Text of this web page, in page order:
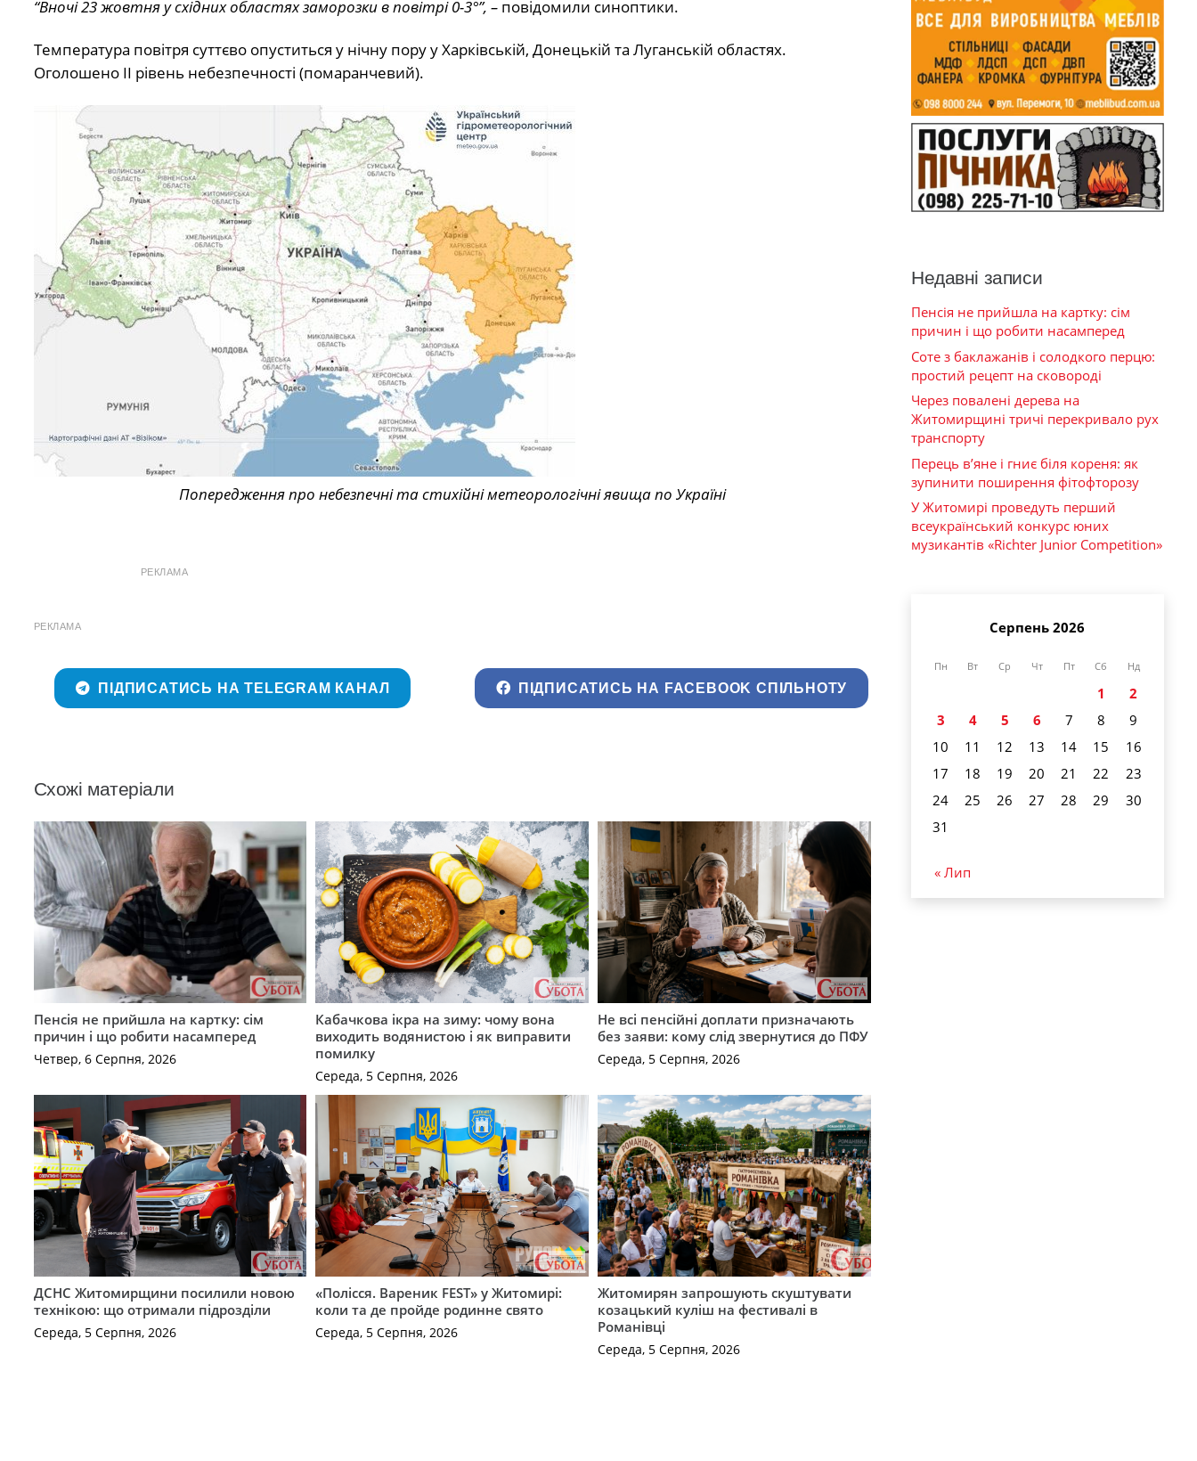
“Вночі 23 жовтня у східних областях заморозки в повітрі 0-3°”, –повідомили синоптики.
Температура повітря суттєво опуститься у нічну пору у Харківській, Донецькій та Луганській областях.
Оголошено ІІ рівень небезпечності (помаранчевий).
Попередження про небезпечні та стихійні метеорологічні явища по Україні
РЕКЛАМА
РЕКЛАМА
ПІДПИСАТИСЬ НА TELEGRAM КАНАЛ ПІДПИСАТИСЬ НА FACEBOOK СПІЛЬНОТУ
Схожі матеріали
Пенсія не прийшла на картку: сім
причин і що робити насамперед
Четвер, 6 Серпня, 2026
Кабачкова ікра на зиму: чому вона
виходить водянистою і як виправити
помилку
Середа, 5 Серпня, 2026
Не всі пенсійні доплати призначають
без заяви: кому слід звернутися до ПФУ
Середа, 5 Серпня, 2026
ДСНС Житомирщини посилили новою
технікою: що отримали підрозділи
Середа, 5 Серпня, 2026
«Полісся. Вареник FEST» у Житомирі:
коли та де пройде родинне свято
Середа, 5 Серпня, 2026
Житомирян запрошують скуштувати
козацький куліш на фестивалі в
Романівці
Середа, 5 Серпня, 2026
Недавні записи
Пенсія не прийшла на картку: сім
причин і що робити насамперед
Соте з баклажанів і солодкого перцю:
простий рецепт на сковороді
Через повалені дерева на
Житомирщині тричі перекривало рух
транспорту
Перець в’яне і гниє біля кореня: як
зупинити поширення фітофторозу
У Житомирі проведуть перший
всеукраїнський конкурс юних
музикантів «Richter Junior Competition»
Серпень 2026
Пн Вт Ср Чт Пт Сб Нд
1
2
3
4 5 6 7 8
9
10
11 12 13 14 15
16
17
18 19 20 21 22
23
24
25 26 27 28 29
30
31
« Лип